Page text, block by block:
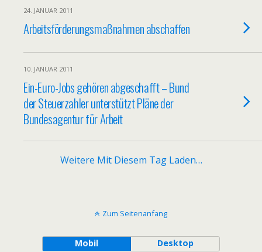
24. JANUAR 2011
Arbeitsförderungsmaßnahmen abschaffen
10. JANUAR 2011
Ein-Euro-Jobs gehören abgeschafft – Bund
der Steuerzahler unterstützt Pläne der
Bundesagentur für Arbeit
Weitere Mit Diesem Tag Laden…
Zum Seitenanfang
Mobil Desktop